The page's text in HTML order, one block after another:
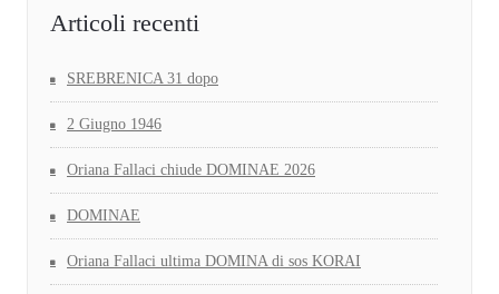
Articoli recenti
SREBRENICA 31 dopo
2 Giugno 1946
Oriana Fallaci chiude DOMINAE 2026
DOMINAE
Oriana Fallaci ultima DOMINA di sos KORAI